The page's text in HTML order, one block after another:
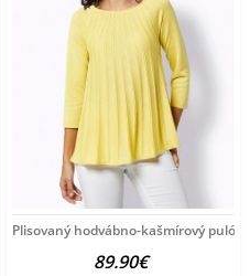
Plisovaný hodvábno-kašmírový
89.90€